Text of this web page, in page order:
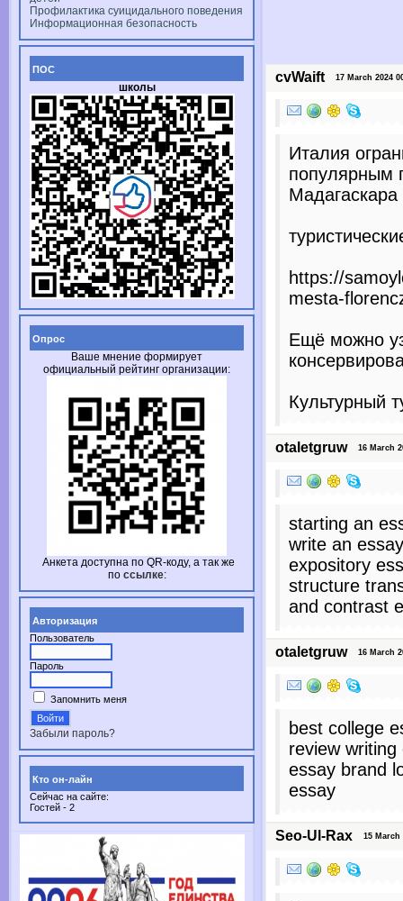
Профилактика суицидального поведения
Информационная безопасность
ПОС
школы
Опрос
Ваше мнение формирует
официальный рейтинг организации:
Анкета доступна по QR-коду, а так же
по ссылке:
Авторизация
Пользователь
Пароль
Запомнить меня
Забыли пароль?
Кто он-лайн
Сейчас на сайте:
Гостей - 2
cvWaift 17 March 2024
Италия
популярным
Мадагаскара
https://
mesta-
Ещё можно
Культурный
otaletgruw 16 March
starting an
write an
expository
structure
and contrast
otaletgruw 16 March
best college
review
essay brand
essay
Seo-Ul-Rax 15 March